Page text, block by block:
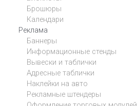
Брошюры
Календари
Реклама
Баннеры
Информационные стенды
Вывески и таблички
Адресные таблички
Наклейки на авто
Рекламные штендеры